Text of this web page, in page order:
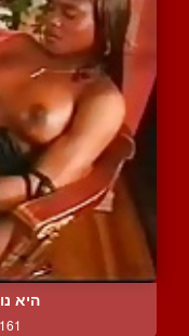
היא
7161